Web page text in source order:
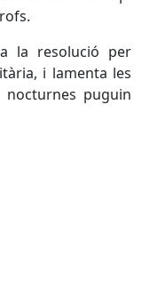
la resolució per
i lamenta les
nocturnes puguin